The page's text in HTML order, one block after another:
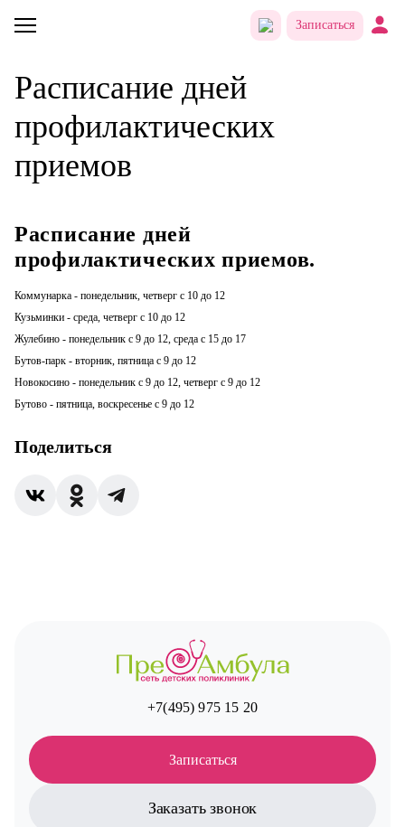
Записаться
Расписание дней
профилактических
приемов
Расписание дней
профилактических приемов.
Коммунарка - понедельник, четверг с 10 до 12
Кузьминки - среда, четверг с 10 до 12
Жулебино - понедельник с 9 до 12, среда с 15 до 17
Бутов-парк - вторник, пятница с 9 до 12
Новокосино - понедельник с 9 до 12, четверг с 9 до 12
Бутово - пятница, воскресенье с 9 до 12
Поделиться
+7(495) 975 15 20
Записаться
Заказать звонок